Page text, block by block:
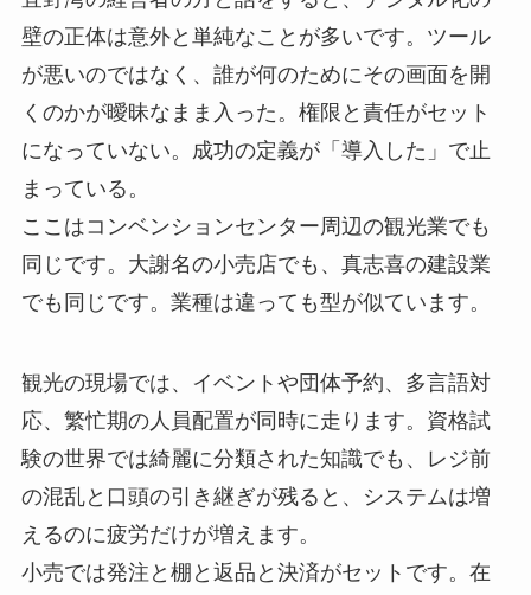
壁の正体は意外と単純なことが多いです。ツール
が悪いのではなく、誰が何のためにその画面を開
くのかが曖昧なまま入った。権限と責任がセット
になっていない。成功の定義が「導入した」で止
まっている。
ここはコンベンションセンター周辺の観光業でも
同じです。大謝名の小売店でも、真志喜の建設業
でも同じです。業種は違っても型が似ています。
観光の現場では、イベントや団体予約、多言語対
応、繁忙期の人員配置が同時に走ります。資格試
験の世界では綺麗に分類された知識でも、レジ前
の混乱と口頭の引き継ぎが残ると、システムは増
えるのに疲労だけが増えます。
小売では発注と棚と返品と決済がセットです。在